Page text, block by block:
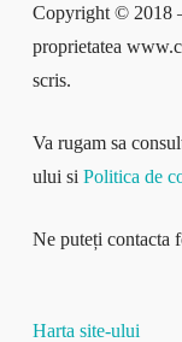
Copyright © 2018
proprietatea
scris.
Va rugam sa
ului si Politica de
Ne puteți contacta
Harta site-ului